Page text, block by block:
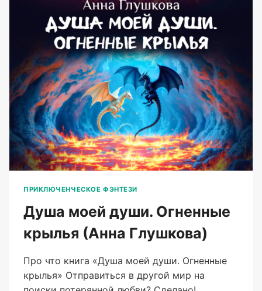
ПРИКЛЮЧЕНЧЕСКОЕ ФЭНТЕЗИ
Душа моей души. Огненные
крылья (Анна Глушкова)
Про что книга «Душа моей души. Огненные
крылья» Отправиться в другой мир на